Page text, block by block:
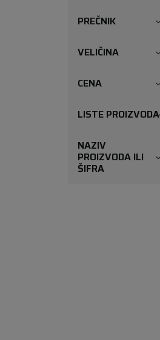
PREČNIK
VELIČINA
CENA
LISTE PROIZVODA
NAZIV
PROIZVODA ILI
ŠIFRA